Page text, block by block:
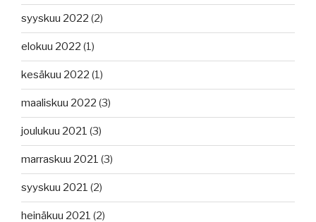
syyskuu 2022 (2)
elokuu 2022 (1)
kesäkuu 2022 (1)
maaliskuu 2022 (3)
joulukuu 2021 (3)
marraskuu 2021 (3)
syyskuu 2021 (2)
heinäkuu 2021 (2)